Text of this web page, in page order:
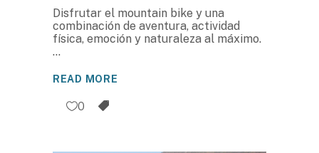
Disfrutar el mountain bike y una
combinación de aventura, actividad
física, emoción y naturaleza al máximo.
READ MORE
0